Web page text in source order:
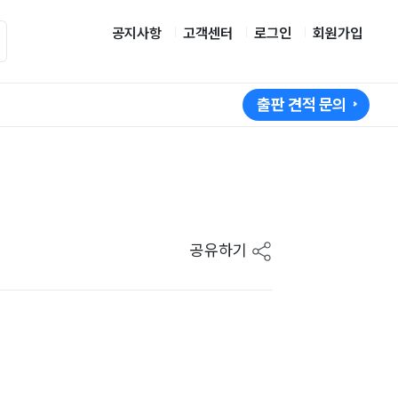
공지사항 고객센터 로그인 회원가입
출판 견적 문의
공유하기